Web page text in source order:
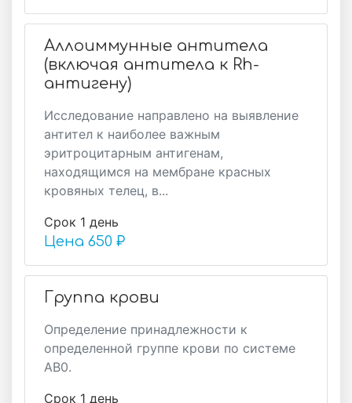
Аллоиммунные антитела
(включая антитела к Rh-
антигену)
Исследование направлено на выявление
антител к наиболее важным
эритроцитарным антигенам,
находящимся на мембране красных
кровяных телец, в...
Срок 1 день
Цена 650 ₽
Группа крови
Определение принадлежности к
определенной группе крови по системе
АВ0.
Срок 1 день